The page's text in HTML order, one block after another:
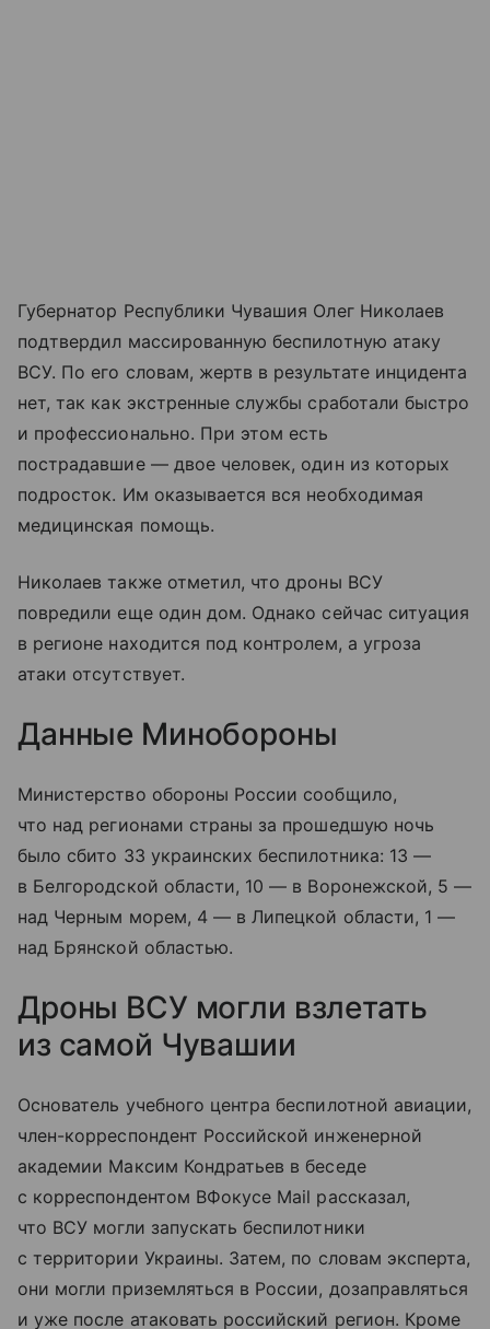
Губернатор Республики Чувашия Олег Николаев
подтвердил массированную беспилотную атаку
ВСУ. По его словам, жертв в результате инцидента
нет, так как экстренные службы сработали быстро
и профессионально. При этом есть
пострадавшие — двое человек, один из которых
подросток. Им оказывается вся необходимая
медицинская помощь.
Николаев также отметил, что дроны ВСУ
повредили еще один дом. Однако сейчас ситуация
в регионе находится под контролем, а угроза
атаки отсутствует.
Данные Минобороны
Министерство обороны России сообщило,
что над регионами страны за прошедшую ночь
было сбито 33 украинских беспилотника: 13 —
в Белгородской области, 10 — в Воронежской, 5 —
над Черным морем, 4 — в Липецкой области, 1 —
над Брянской областью.
Дроны ВСУ могли взлетать
из самой Чувашии
Основатель учебного центра беспилотной авиации,
член-корреспондент Российской инженерной
академии Максим Кондратьев в беседе
с корреспондентом ВФокусе Mail рассказал,
что ВСУ могли запускать беспилотники
с территории Украины. Затем, по словам эксперта,
они могли приземляться в России, дозаправляться
и уже после атаковать российский регион. Кроме